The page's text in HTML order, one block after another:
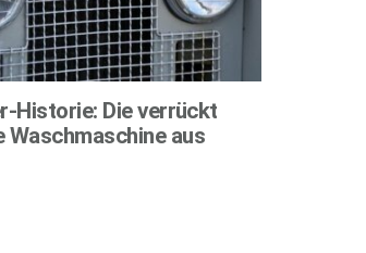
Historie: Die verrückt
Waschmaschine aus